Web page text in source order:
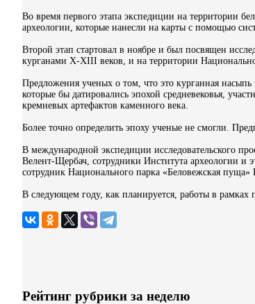
Во время первого этапа экспедиции на территории
археологии, которые нанесли на карты с помощью
Второй этап стартовал в ноябре и был посвящен
курганами X-XIII веков, и на территории
Предложения ученых о том, что это курганная
которые бы датировались эпохой средневековья,
кремневых артефактов каменного века.
Более точно определить эпоху ученые не смогли.
В международной экспедиции исследовательского
Велент-Щербач, сотрудники Института археологии
сотрудник Национального парка «Беловежская пуща»
В следующем году, как планируется, работы в
Рейтинг рубрики за неделю